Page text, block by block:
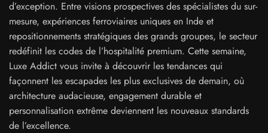
d’exception. Entre visions prospectives des spécialistes du sur-
mesure, expériences ferroviaires uniques en Inde et
repositionnements stratégiques des grands groupes, le secteur
redéfinit les codes de l’hospitalité premium. Cette semaine,
Luxe Addict vous invite à découvrir les tendances qui
façonnent les escapades les plus exclusives de demain, où
architecture audacieuse, engagement durable et
personnalisation extrême deviennent les nouveaux standards
de l’excellence.